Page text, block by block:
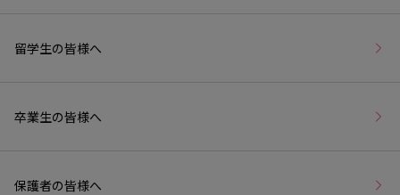
留学生の皆様へ
卒業生の皆様へ
保護者の皆様へ